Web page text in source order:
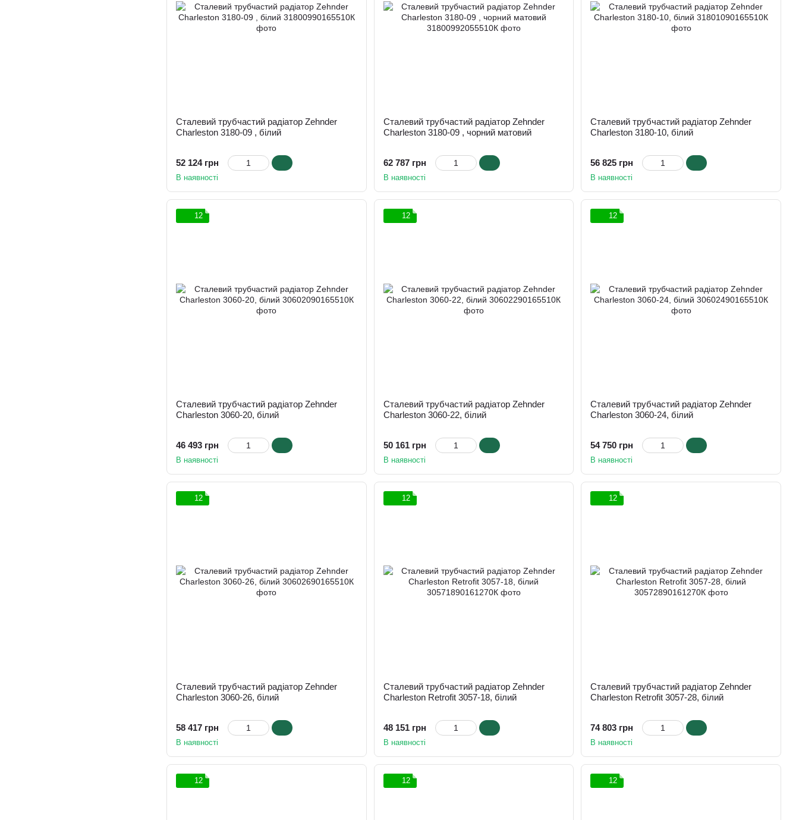
Сталевий трубчастий радіатор Zehnder
Charleston 3180-09 , білий
52 124 грн
В наявності
Сталевий трубчастий радіатор Zehnder
Charleston 3180-09 , чорний матовий
62 787 грн
В наявності
Сталевий трубчастий радіатор Zehnder
Charleston 3180-10, білий
56 825 грн
В наявності
12
Сталевий трубчастий радіатор Zehnder
Charleston 3060-20, білий
46 493 грн
В наявності
12
Сталевий трубчастий радіатор Zehnder
Charleston 3060-22, білий
50 161 грн
В наявності
12
Сталевий трубчастий радіатор Zehnder
Charleston 3060-24, білий
54 750 грн
В наявності
12
Сталевий трубчастий радіатор Zehnder
Charleston 3060-26, білий
58 417 грн
В наявності
12
Сталевий трубчастий радіатор Zehnder
Charleston Retrofit 3057-18, білий
48 151 грн
В наявності
12
Сталевий трубчастий радіатор Zehnder
Charleston Retrofit 3057-28, білий
74 803 грн
В наявності
12 12 12